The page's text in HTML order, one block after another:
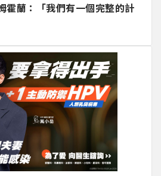
霍蘭：「我們有一個完整的計